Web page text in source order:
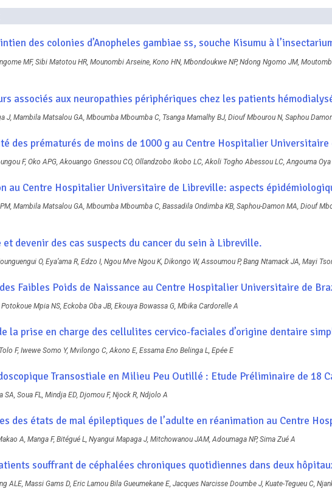
des colonies d’Anopheles gambiae ss, souche Kisumu à
MF, Sibi Matotou HR, Mounombi Arseine, Kono HN, Mbondoukwe NP, Ndong Ngomo JM,
associés aux neuropathies périphériques chez les patients
J, Mambila Matsalou GA, Mboumba Mboumba C, Tsanga Mamalhy BJ, Diouf Mbourou N, Saphou
des prématurés de moins de 1000 g au Centre Hospitalier Universitaire
F, Oko APG, Akouango Gnessou CO, Ollandzobo Ikobo LC, Akoli Togho Abessou LC, Angouma
au Centre Hospitalier Universitaire de Libreville: aspects
Mambila Matsalou GA, Mboumba Mboumba C, Bassadila Ondimba KB, Saphou-Damon MA, Diouf
et devenir des cas suspects du cancer du sein à Libreville.
O, Eya’ama R, Edzo I, Ngou Mve Ngou K, Dikongo W, Assoumou P, Bang Ntamack JA, Mayi
Faibles Poids de Naissance au Centre Hospitalier Universitaire de
Potokoue Mpia NS, Eckoba Oba JB, Ekouya Bowassa G, Mbika Cardorelle A
la prise en charge des cellulites cervico-faciales d’origine dentaire
F, Iwewe Somo Y, Mvilongo C, Akono E, Essama Eno Belinga L, Epée E
Transostiale en Milieu Peu Outillé : Etude Préliminaire de 18
SA, Soua FL, Mindja ED, Djomou F, Njock R, Ndjolo A
des états de mal épileptiques de l’adulte en réanimation au Centre
A, Manga F, Bitégué L, Nyangui Mapaga J, Mitchowanou JAM, Adoumaga NP, Sima Zué A
souffrant de céphalées chroniques quotidiennes dans deux
ALE, Massi Gams D, Eric Lamou Bila Gueumekane E, Jacques Narcisse Doumbe J, Kuate-Tegueu C,